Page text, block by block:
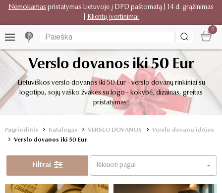
Nemokamas pristatymas Lietuvoje į DPD paštomatą | 14 d. grąžinimas
Klientų įvertinimai
0
Verslo dovanos iki 50 Eur
Lietuviškos verslo dovanos iki 50 Eur - verslo dovanų rinkiniai su
logotipu, sojų vaško žvakės su logo - kokybė, dizainas, greitas
pristatymas!
Pagrindinis Katalogas VERSLO DOVANOS
Verslo dovanų idėjos
Verslo dovanos iki 50 Eur
Filtrai Rikiuoti pagal